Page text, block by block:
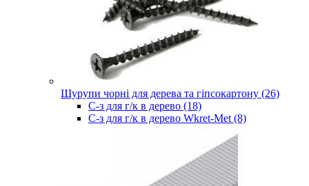
Шурупи чорні для дерева та гіпсокартону (26)
С-з для г/к в дерево (18)
С-з для г/к в дерево Wkret-Met (8)